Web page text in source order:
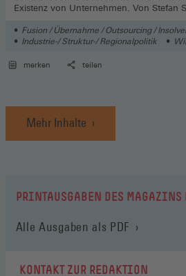
Existenz von Unternehmen. Von Stefan
Fusion / Übernahme / Outsourcing /
Industrie-/ Struktur-/ Regionalpolitik
merken teilen
Mehr Inhalte
PRINTAUSGABEN DES
Alle Ausgaben als PDF
KONTAKT ZUR REDAKTION